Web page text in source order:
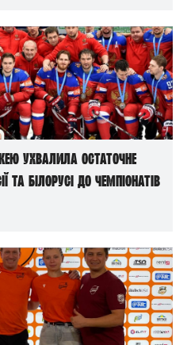
ухвалила остаточне
та білорусі до чемпіонатів